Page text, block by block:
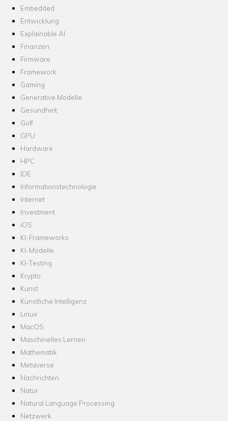
Embedded
Entwicklung
Explainable AI
Finanzen
Firmware
Framework
Gaming
Generative Modelle
Gesundheit
Golf
GPU
Hardware
HPC
IDE
Informationstechnologie
Internet
Investment
iOS
KI-Frameworks
KI-Modelle
KI-Testing
Krypto
Kunst
Künstliche Intelligenz
Linux
MacOS
Maschinelles Lernen
Mathematik
Metaverse
Nachrichten
Natur
Natural Language Processing
Netzwerk